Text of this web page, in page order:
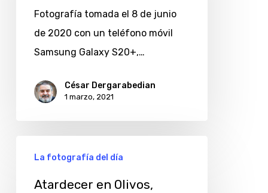
Aires,
Argentina
Fotografía tomada el 8 de junio
de 2020 con un teléfono móvil
Samsung Galaxy S20+,…
César Dergarabedian
1 marzo, 2021
Olivos,
La fotografía del día
Atardecer en Olivos,